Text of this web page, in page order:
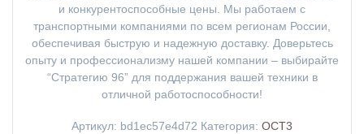
и конкурентоспособные цены. Мы работаем с
транспортными компаниями по всем регионам России,
обеспечивая быструю и надежную доставку. Доверьтесь
опыту и профессионализму нашей компании – выбирайте
“Стратегию 96” для поддержания вашей техники в
отличной работоспособности!
Артикул: bd1ec57e4d72 Категория: ОСТ3